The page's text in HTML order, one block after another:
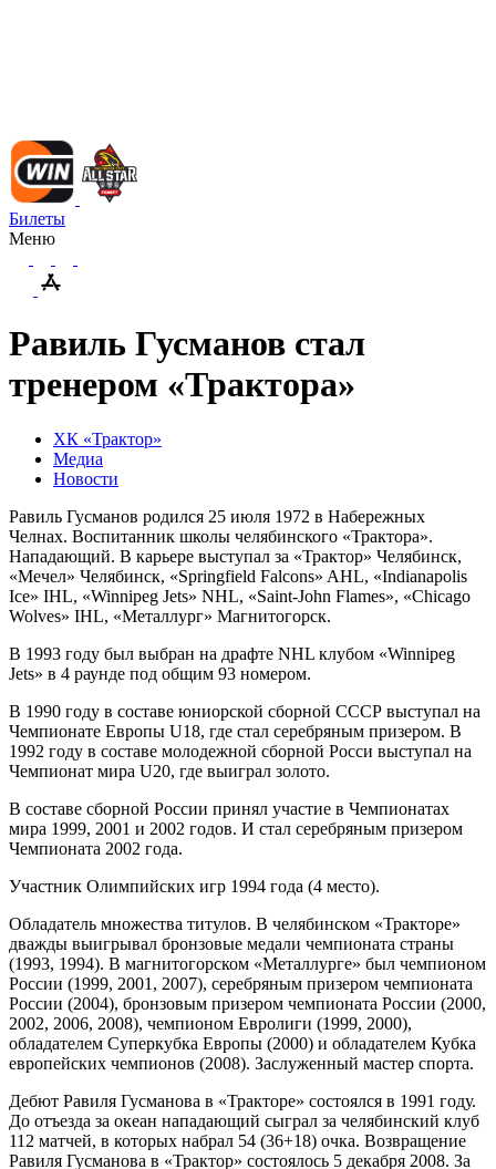
Билеты
Меню
Равиль Гусманов стал
тренером «Трактора»
ХК «Трактор»
Медиа
Новости
Равиль Гусманов родился 25 июля 1972 в Набережных
Челнах. Воспитанник школы челябинского «Трактора».
Нападающий. В карьере выступал за «Трактор» Челябинск,
«Мечел» Челябинск, «Springfield Falcons» AHL, «Indianapolis
Ice» IHL, «Winnipeg Jets» NHL, «Saint-John Flames», «Chicago
Wolves» IHL, «Металлург» Магнитогорск.
В 1993 году был выбран на драфте NHL клубом «Winnipeg
Jets» в 4 раунде под общим 93 номером.
В 1990 году в составе юниорской сборной СССР выступал на
Чемпионате Европы U18, где стал серебряным призером. В
1992 году в составе молодежной сборной Росси выступал на
Чемпионат мира U20, где выиграл золото.
В составе сборной России принял участие в Чемпионатах
мира 1999, 2001 и 2002 годов. И стал серебряным призером
Чемпионата 2002 года.
Участник Олимпийских игр 1994 года (4 место).
Обладатель множества титулов. В челябинском «Тракторе»
дважды выигрывал бронзовые медали чемпионата страны
(1993, 1994). В магнитогорском «Металлурге» был чемпионом
России (1999, 2001, 2007), серебряным призером чемпионата
России (2004), бронзовым призером чемпионата России (2000,
2002, 2006, 2008), чемпионом Евролиги (1999, 2000),
обладателем Суперкубка Европы (2000) и обладателем Кубка
европейских чемпионов (2008). Заслуженный мастер спорта.
Дебют Равиля Гусманова в «Тракторе» состоялся в 1991 году.
До отъезда за океан нападающий сыграл за челябинский клуб
112 матчей, в которых набрал 54 (36+18) очка. Возвращение
Равиля Гусманова в «Трактор» состоялось 5 декабря 2008. За